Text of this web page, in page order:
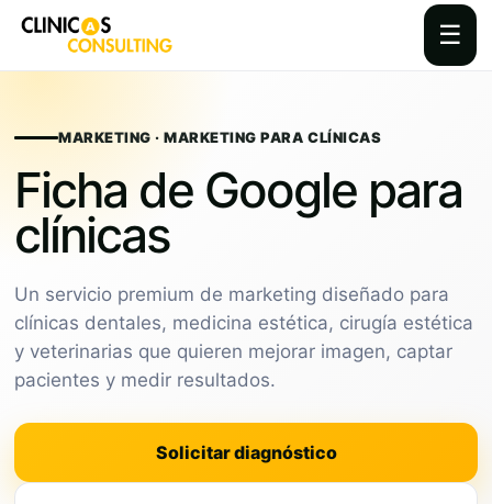
☰
contentMARKETING · MARKETING PARA CLÍNICAS
Ficha de Google para
clínicas
Un servicio premium de marketing diseñado para
clínicas dentales, medicina estética, cirugía estética
y veterinarias que quieren mejorar imagen, captar
pacientes y medir resultados.
Solicitar diagnóstico